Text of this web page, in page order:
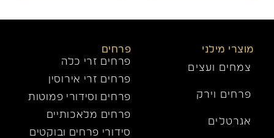
מוצרי מילני
צמחים ועצים
פרחים וירק
אגרטלים
פרחים
פרחים זרי כלה
פרחים זרי אירוסין
פרחים וסידורי פמוטות
פרחים מלאכותיים
סידורי פרחים ובוקטים